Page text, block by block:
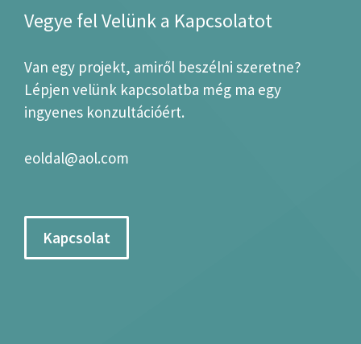
Vegye fel Velünk a Kapcsolatot
Van egy projekt, amiről beszélni szeretne?
Lépjen velünk kapcsolatba még ma egy
ingyenes konzultációért.
eoldal@aol.com
Kapcsolat